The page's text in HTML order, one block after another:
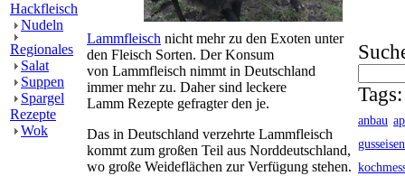
Hackfleisch
Nudeln
Regionales
Salat
Suppen
Spargel
Rezepte
Wok
Lammfleisch nicht mehr zu den Exoten unter
den Fleisch Sorten. Der Konsum
von Lammfleisch nimmt in Deutschland
immer mehr zu. Daher sind leckere
Lamm Rezepte gefragter den je.
Das in Deutschland verzehrte Lammfleisch
kommt zum großen Teil aus Norddeutschland,
wo große Weideflächen zur Verfügung stehen.
Tags:
anbau
gusseisen